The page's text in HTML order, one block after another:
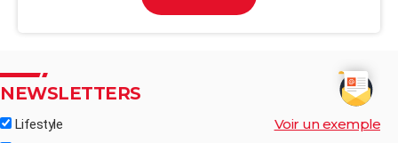
NEWSLETTERS
Lifestyle Voir un exemple